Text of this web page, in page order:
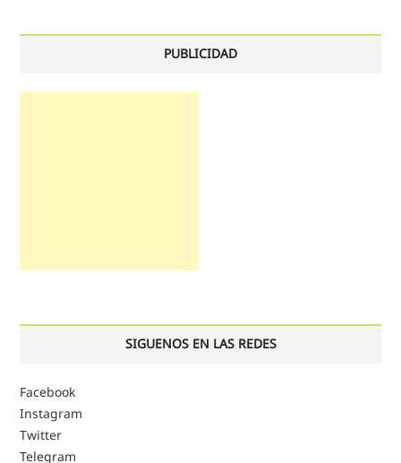
PUBLICIDAD
SIGUENOS EN LAS REDES
Facebook
Instagram
Twitter
Telegram